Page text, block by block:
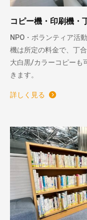
コピー機・印刷機・
NPO・ボランティア活
機は所定の料金で、丁
大白黒/カラーコピーも
きます。
詳しく見る